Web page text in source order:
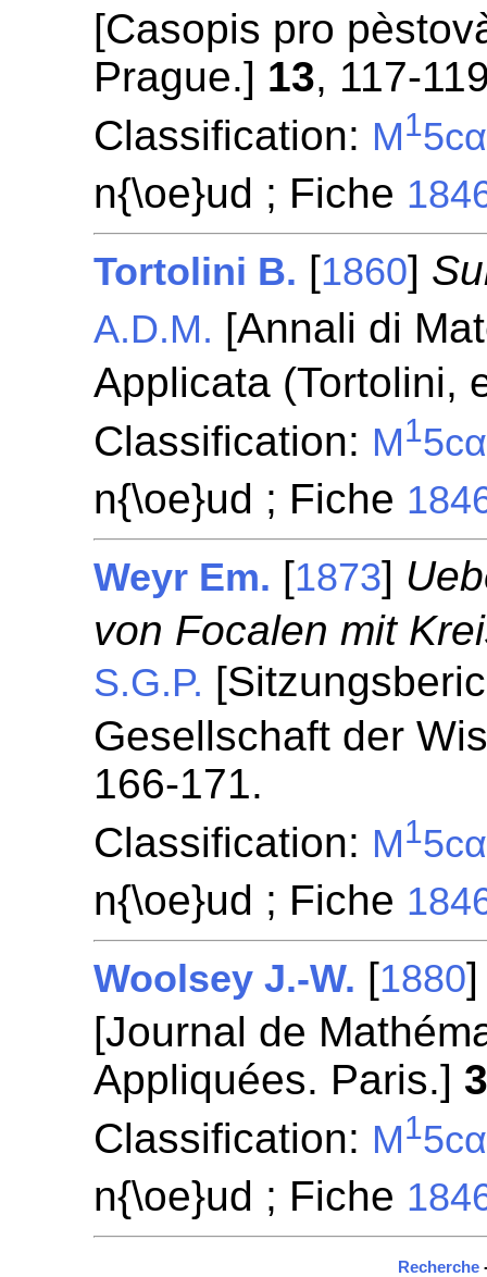
[Casopis pro
Prague.] 13, 117-
Classification: M15cα
n{\oe}ud ; Fiche
Tortolini B. [1860]
A.D.M. [Annali di
Applicata (Tortolini,
Classification: M15cα
n{\oe}ud ; Fiche
Weyr Em. [1873]
von Focalen mit
S.G.P.
Gesellschaft der
166-171.
Classification: M15cα
n{\oe}ud ; Fiche
Woolsey J.-W. [1880
[Journal de
Appliquées. Paris.]
Classification: M15cα
n{\oe}ud ; Fiche
Recherche